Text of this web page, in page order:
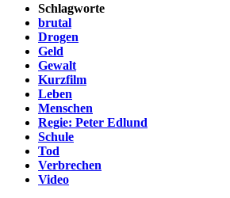
Schlagworte
brutal
Drogen
Geld
Gewalt
Kurzfilm
Leben
Menschen
Regie: Peter Edlund
Schule
Tod
Verbrechen
Video